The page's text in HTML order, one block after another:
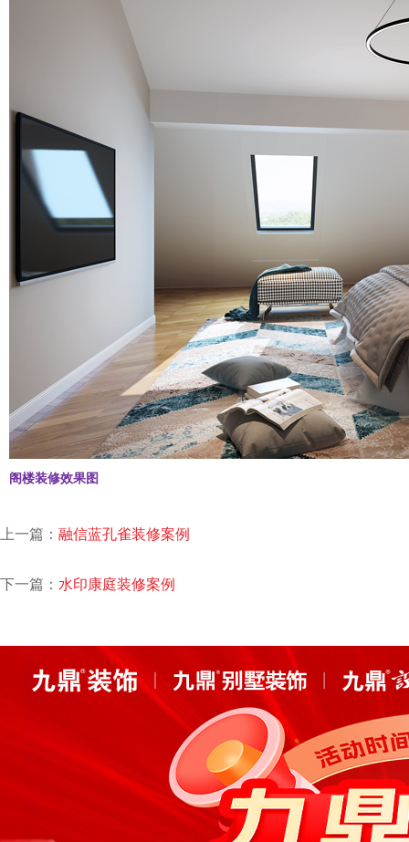
阁楼装修效果图
上一篇： 融信蓝孔雀装修案例
下一篇： 水印康庭装修案例